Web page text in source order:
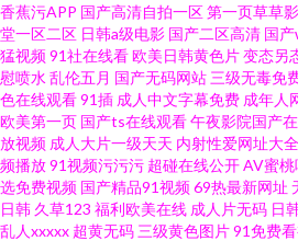
香蕉污APP 国产高清自拍一区第一页草草
堂一区二区 日韩a级电影 国产二区高清 国
猛视频91社在线看欧美日韩黄色片变态另
慰喷水 乱伦五月 国产无码网站 三级无毒免
色在线观看91插 成人中文字幕免费 成年人
欧美第一页 国产ts在线观看午夜影院国产
放视频 成人大片一级天天 内射性爱网址大全
频播放91视频污污污 超碰在线公开AV蜜桃
选免费视频 国产精品91视频69热最新网址
日韩 久草123 福利欧美在线 成人片无码 日
乱人xxxxx 超黄无码 三级黄色图片91免费